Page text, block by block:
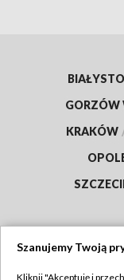
GORZÓW
KRAKÓW
Szanujemy Twoją
Kliknij "Akceptuję i